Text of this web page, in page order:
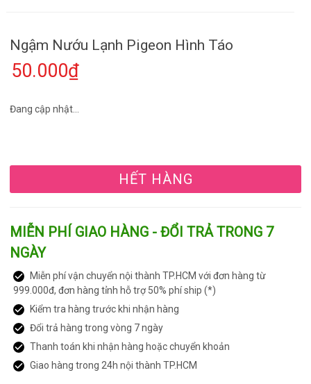
Ngậm Nướu Lạnh Pigeon Hình Táo
50.000₫
Đang cập nhật...
HẾT HÀNG
MIỄN PHÍ GIAO HÀNG - ĐỔI TRẢ TRONG 7
NGÀY
Miễn phí vận chuyển nội thành TP.HCM với đơn hàng từ
999.000đ, đơn hàng tỉnh hỗ trợ 50% phí ship (*)
Kiểm tra hàng trước khi nhận hàng
Đổi trả hàng trong vòng 7 ngày
Thanh toán khi nhận hàng hoặc chuyển khoản
Giao hàng trong 24h nội thành TP.HCM